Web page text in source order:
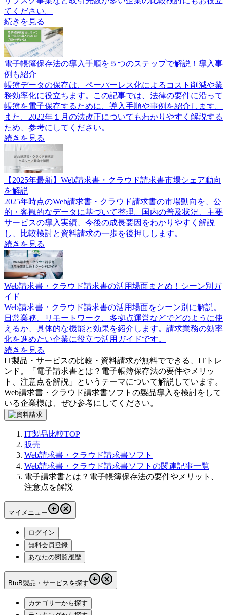
てください。
続きを見る
電子帳簿保存法の導入手順を５つのステップで解説！導入事
例も紹介
帳簿データの保存は、ペーパーレス化によるコスト削減や業
務効率化に役立ちます。この記事では、法律の要件に沿って
帳簿を電子保存するために、導入手順や事例を紹介します。
また、2022年１月の法改正についてもわかりやすく解説する
ため、参考にしてください。
続きを見る
【2025年最新】Web請求書・クラウド請求書市場シェア動向
を解説
2025年時点のWeb請求書・クラウド請求書の市場動向を、公
的・客観的なデータに基づいて整理。国内の普及状況、主要
サービスの導入実績、今後の成長要因をわかりやすく解説
し、比較検討と資料請求の一歩を後押しします。
続きを見る
Web請求書・クラウド請求書の活用場面まとめ！シーン別ガ
イド
Web請求書・クラウド請求書の活用場面をシーン別に解説。
日常業務、リモートワーク、多拠点運営などでどのように使
えるか、具体的な機能と効果を紹介します。請求業務の効率
化を進めたい企業に役立つ活用ガイドです。
続きを見る
IT製品・サービスの比較・資料請求が無料でできる、ITトレ
ンド。「 電子請求書とは？電子帳簿保存法の要件やメリッ
ト、注意点を解説 」というテーマについて解説しています。
Web請求書・クラウド請求書ソフト の製品導入を検討をして
いる企業様は、ぜひ参考にしてください。
IT製品比較TOP
販売
Web請求書・クラウド請求書ソフト
Web請求書・クラウド請求書ソフトの関連記事一覧
電子請求書とは？電子帳簿保存法の要件やメリット、
注意点を解説
マイメニュー
ログイン
無料会員登録
あなたの閲覧履歴
BtoB製品・サービスを探す
カテゴリーから探す